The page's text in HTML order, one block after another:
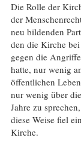
Die Rolle der
der
neu bildenden
den die Kirche
gegen die
hatte, nur wenig
öffentlichen
nur wenig über
Jahre zu
diese Weise fiel
Kirche.